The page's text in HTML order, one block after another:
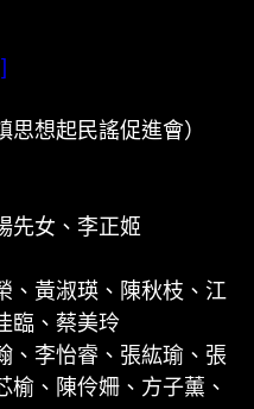
想起民謠促進會）
先女、李正姬
、黃淑瑛、陳秋枝、江
臨、蔡美玲
、李怡睿、張紘瑜、張
榆、陳伶姍、方子薰、